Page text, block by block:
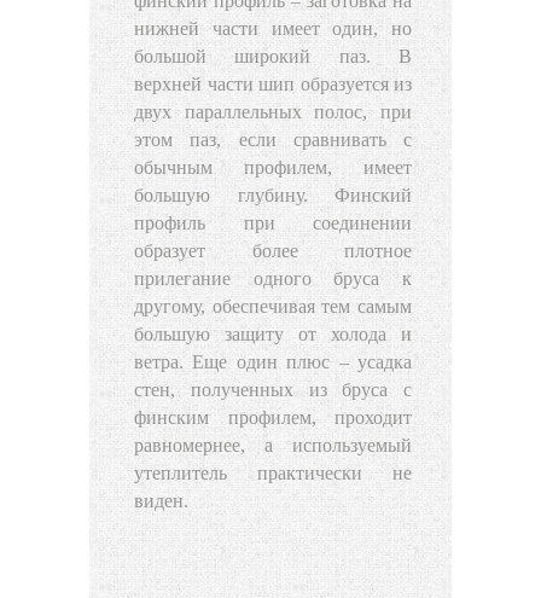
нижней части имеет один, но
большой широкий паз. В
верхней части шип образуется из
двух параллельных полос, при
этом паз, если сравнивать с
обычным профилем, имеет
большую глубину. Финский
профиль при соединении
образует более плотное
прилегание одного бруса к
другому, обеспечивая тем самым
большую защиту от холода и
ветра. Еще один плюс – усадка
стен, полученных из бруса с
финским профилем, проходит
равномернее, а используемый
утеплитель практически не
виден.